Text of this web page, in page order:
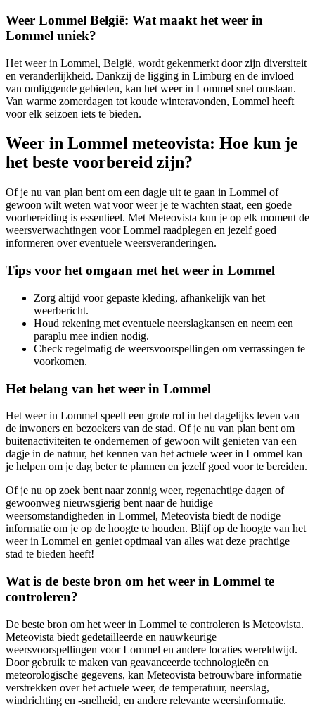
Weer Lommel België: Wat maakt het weer in
Lommel uniek?
Het weer in Lommel, België, wordt gekenmerkt door zijn diversiteit
en veranderlijkheid. Dankzij de ligging in Limburg en de invloed
van omliggende gebieden, kan het weer in Lommel snel omslaan.
Van warme zomerdagen tot koude winteravonden, Lommel heeft
voor elk seizoen iets te bieden.
Weer in Lommel meteovista: Hoe kun je
het beste voorbereid zijn?
Of je nu van plan bent om een dagje uit te gaan in Lommel of
gewoon wilt weten wat voor weer je te wachten staat, een goede
voorbereiding is essentieel. Met Meteovista kun je op elk moment de
weersverwachtingen voor Lommel raadplegen en jezelf goed
informeren over eventuele weersveranderingen.
Tips voor het omgaan met het weer in Lommel
Zorg altijd voor gepaste kleding, afhankelijk van het
weerbericht.
Houd rekening met eventuele neerslagkansen en neem een
paraplu mee indien nodig.
Check regelmatig de weersvoorspellingen om verrassingen te
voorkomen.
Het belang van het weer in Lommel
Het weer in Lommel speelt een grote rol in het dagelijks leven van
de inwoners en bezoekers van de stad. Of je nu van plan bent om
buitenactiviteiten te ondernemen of gewoon wilt genieten van een
dagje in de natuur, het kennen van het actuele weer in Lommel kan
je helpen om je dag beter te plannen en jezelf goed voor te bereiden.
Of je nu op zoek bent naar zonnig weer, regenachtige dagen of
gewoonweg nieuwsgierig bent naar de huidige
weersomstandigheden in Lommel, Meteovista biedt de nodige
informatie om je op de hoogte te houden. Blijf op de hoogte van het
weer in Lommel en geniet optimaal van alles wat deze prachtige
stad te bieden heeft!
Wat is de beste bron om het weer in Lommel te
controleren?
De beste bron om het weer in Lommel te controleren is Meteovista.
Meteovista biedt gedetailleerde en nauwkeurige
weersvoorspellingen voor Lommel en andere locaties wereldwijd.
Door gebruik te maken van geavanceerde technologieën en
meteorologische gegevens, kan Meteovista betrouwbare informatie
verstrekken over het actuele weer, de temperatuur, neerslag,
windrichting en -snelheid, en andere relevante weersinformatie.